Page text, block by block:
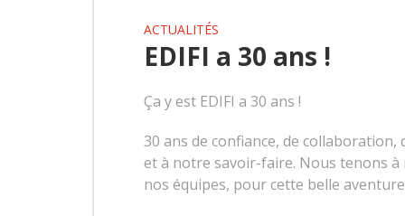
ACTUALITÉS
EDIFI a 30 ans !
Ça y est EDIFI a 30 ans !
30 ans de confiance, de
et à notre savoir-faire. Nous tenons
nos équipes, pour cette belle